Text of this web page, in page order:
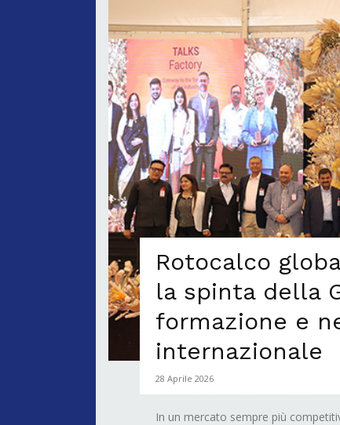
Rotocalco
la spinta della
formazione e
internazionale
28 Aprile 2026
In un mercato sempre più